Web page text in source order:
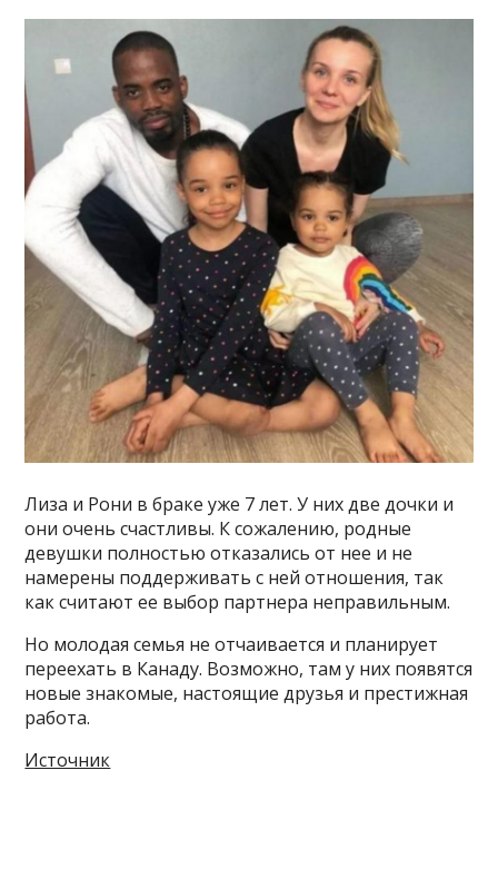
Лиза и Рони в браке уже 7 лет. У них две дочки и
они очень счастливы. К сожалению, родные
девушки полностью отказались от нее и не
намерены поддерживать с ней отношения, так
как считают ее выбор партнера неправильным.
Но молодая семья не отчаивается и планирует
переехать в Канаду. Возможно, там у них появятся
новые знакомые, настоящие друзья и престижная
работа.
Источник